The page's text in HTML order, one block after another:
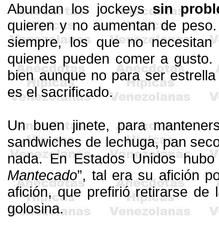
Abundan los jockeyssin
quieren y no aumentan de
siempre, los que no
quienes pueden comer a
bien aunque no para ser
es el sacrificado.
Un buen jinete, para
sandwiches de lechuga, pan
nada.EnEstados Unidos
Mantecado”, tal era su afición
afición, que prefirió retirarse de
golosina.